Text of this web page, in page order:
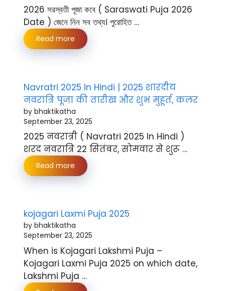
2026 সরস্বতী পূজা কবে ( Saraswati Puja 2026
Date ) জেনে নিন সব তথ্য। পুরোহিত …
Read more
Navratri 2025 In Hindi | २०२5 शारदीय
नवरात्रि पूजा की तारीख और शुभ मुहूर्त, कलर
by bhaktikatha
September 23, 2025
2025 नवरात्री ( Navratri 2025 In Hindi )
शरद नवरात्रि 22 सितंबर, सोमवार से शुरू …
Read more
kojagari Laxmi Puja 2025
by bhaktikatha
September 23, 2025
When is Kojagari Lakshmi Puja –
Kojagari Laxmi Puja 2025 on which date,
Lakshmi Puja …